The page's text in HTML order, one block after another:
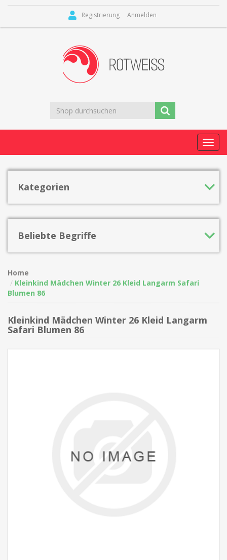
Registrierung Anmelden
Kategorien
Beliebte Begriffe
Home
Kleinkind Mädchen Winter 26 Kleid Langarm Safari
Blumen 86
Kleinkind Mädchen Winter 26 Kleid Langarm
Safari Blumen 86